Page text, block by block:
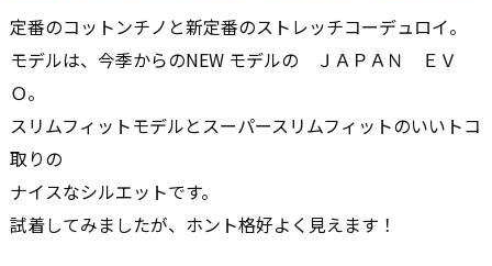
定番のコットンチノと新定番のストレッチコーデュロイ。
モデルは、今季からのNEW モデルの ＪＡＰＡＮ ＥＶ
Ｏ。
スリムフィットモデルとスーパースリムフィットのいいトコ
取りの
ナイスなシルエットです。
試着してみましたが、ホント格好よく見えます！